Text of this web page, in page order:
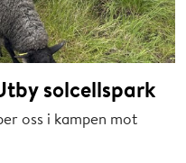
solcellspark
oss i kampen mot